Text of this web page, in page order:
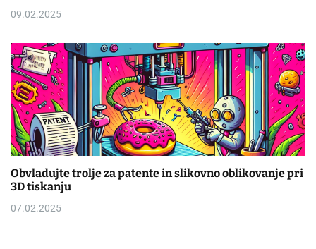
09.02.2025
Obvladujte trolje za patente in slikovno oblikovanje pri
3D tiskanju
07.02.2025